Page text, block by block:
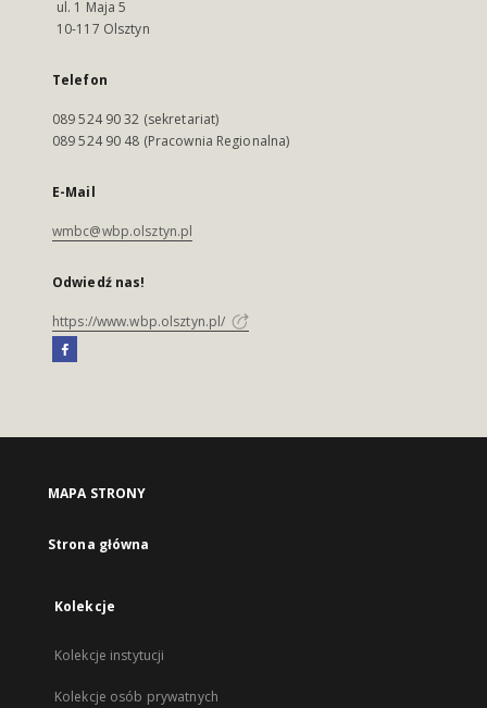
ul. 1 Maja 5
10-117 Olsztyn
Telefon
089 524 90 32 (sekretariat)
089 524 90 48 (Pracownia Regionalna)
E-Mail
wmbc@wbp.olsztyn.pl
Odwiedź nas!
https://www.wbp.olsztyn.pl/
MAPA STRONY
Strona główna
Kolekcje
Kolekcje instytucji
Kolekcje osób prywatnych